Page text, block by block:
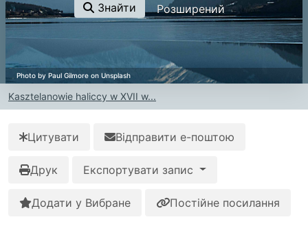
Знайти Розширений
Kasztelanowie haliccy w XVII w...
Цитувати Відправити е-поштою
Друк Експортувати запис
Додати у Вибране Постійне посилання